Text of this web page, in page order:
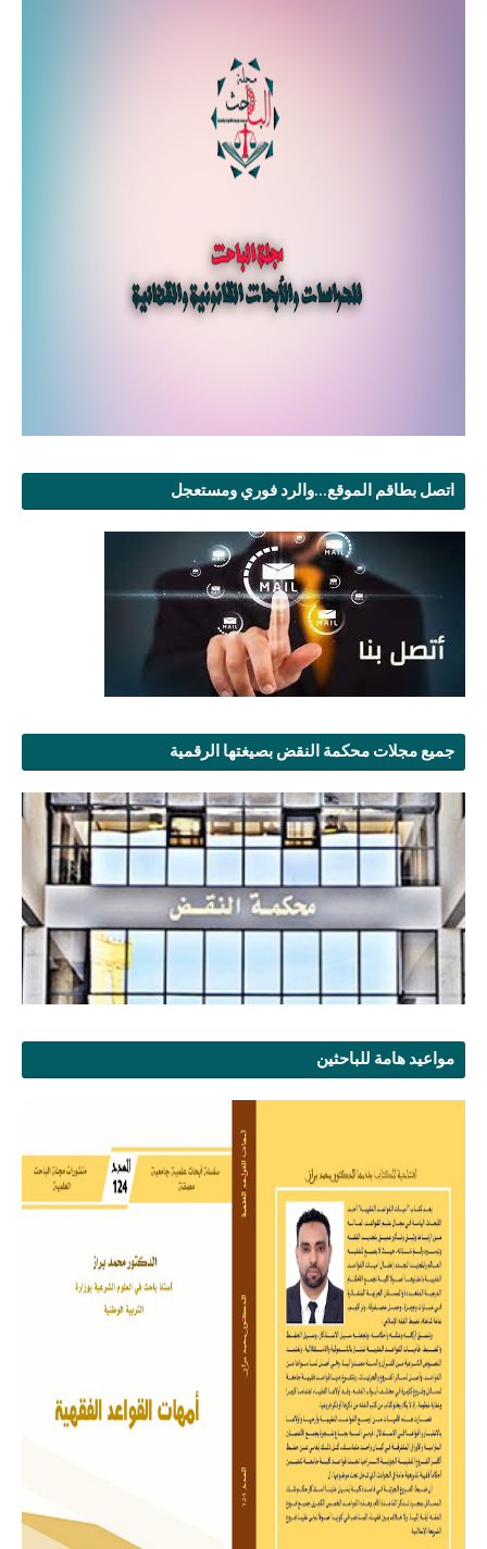
اتصل بطاقم الموقع...والرد فوري ومستعجل
جميع مجلات محكمة النقض بصيغتها الرقمية
مواعيد هامة للباحثين